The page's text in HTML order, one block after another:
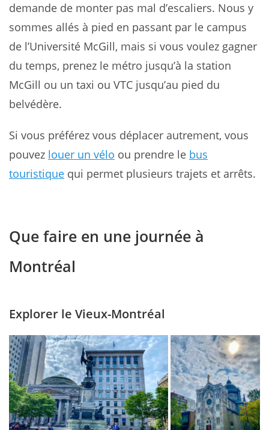
demande de monter pas mal d’escaliers. Nous y
sommes allés à pied en passant par le campus
de l’Université McGill, mais si vous voulez gagner
du temps, prenez le métro jusqu’à la station
McGill ou un taxi ou VTC jusqu’au pied du
belvédère.
Si vous préférez vous déplacer autrement, vous
pouvez louer un vélo ou prendre le bus
touristique qui permet plusieurs trajets et arrêts.
Que faire en une journée à
Montréal
Explorer le Vieux-Montréal